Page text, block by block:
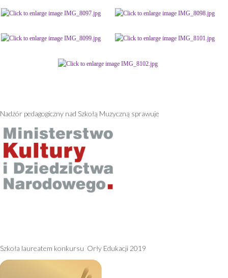
Rekrutacja
Nadzór pedagogiczny nad Szkołą Muzyczną sprawuje
Szkoła laureatem konkursu Orły Edukacji 2019